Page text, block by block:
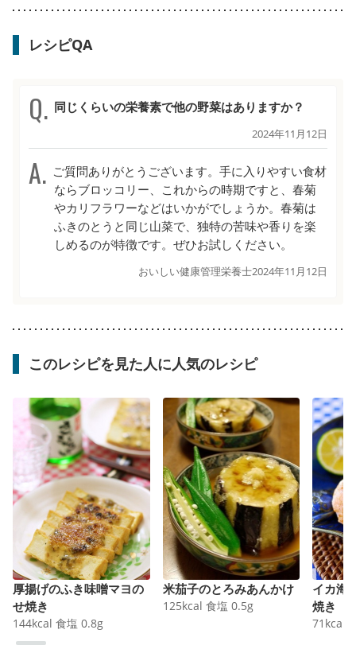
レシピQA
同じくらいの栄養素で他の野菜はありますか？
2024年11月12日
ご質問ありがとうございます。手に入りやすい食材
ならブロッコリー、これからの時期ですと、春菊
やカリフラワーなどはいかがでしょうか。春菊は
ふきのとうと同じ山菜で、独特の苦味や香りを楽
しめるのが特徴です。ぜひお試しください。
おいしい健康管理栄養士2024年11月12日
このレシピを見た人に人気のレシピ
厚揚げのふき味噌マヨの
せ焼き
144kcal 食塩 0.8g
米茄子のとろみあんかけ
125kcal 食塩 0.5g
イカ海
焼き
71 kcal